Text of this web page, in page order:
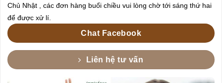
Chủ Nhật , các đơn hàng buổi chiều vui lòng chờ tới sáng thứ hai
để được xử lí.
Chat Facebook
Liên hệ tư vấn